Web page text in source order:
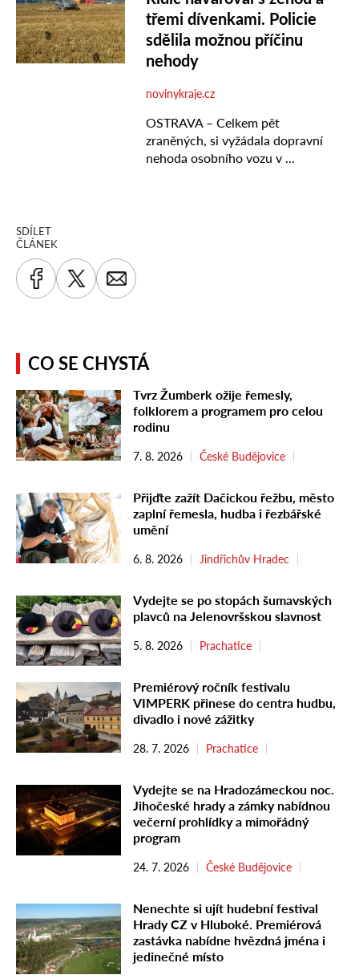
SDÍLET
ČLÁNEK
CO SE CHYSTÁ
Tvrz Žumberk ožije řemesly,
folklorem a programem pro celou
rodinu
7. 8. 2026 České Budějovice
Přijďte zažít Dačickou řežbu, město
zaplní řemesla, hudba i řezbářské
umění
6. 8. 2026 Jindřichův Hradec
Vydejte se po stopách šumavských
plavců na Jelenovršskou slavnost
5. 8. 2026 Prachatice
Premiérový ročník festivalu
VIMPERK přinese do centra hudbu,
divadlo i nové zážitky
28. 7. 2026 Prachatice
Vydejte se na Hradozámeckou noc.
Jihočeské hrady a zámky nabídnou
večerní prohlídky a mimořádný
program
24. 7. 2026 České Budějovice
Nenechte si ujít hudební festival
Hrady CZ v Hluboké. Premiérová
zastávka nabídne hvězdná jména i
jedinečné místo